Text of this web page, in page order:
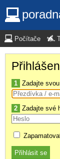
Počítače
1 Zadajte
2 Zadajte své